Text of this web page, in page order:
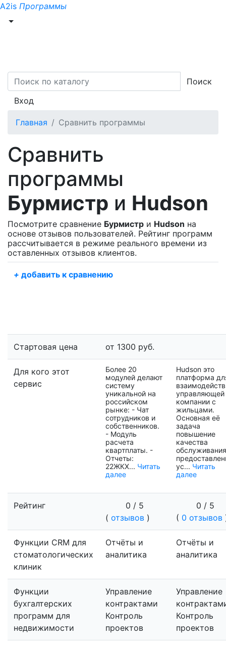
A2is Программы
Поиск
Вход
Главная Сравнить программы
Сравнить
программы
Бурмистр и Hudson
Посмотрите сравнение Бурмистр и Hudson на
основе отзывов пользователей. Рейтинг программ
рассчитывается в режиме реального времени из
оставленных отзывов клиентов.
+ добавить к сравнению
Стартовая цена от 1300 руб.
Для кого этот
сервис
Более 20
модулей делают
систему
уникальной на
российском
рынке: - Чат
сотрудников и
собственников.
- Модуль
расчета
квартплаты. -
Отчеты:
22ЖКХ... Читать
далее
Hudson это
платформа
управляющей
компании с
жильцами.
Основная её
задача
повышение
качества
ус... Читать
далее
Рейтинг
0 / 5
( отзывов )
0 / 5
( 0 отзывов
Функции CRM для
стоматологических
клиник
Отчёты и
аналитика
Отчёты и
аналитика
Функции
бухгалтерских
программ для
недвижимости
Управление
контрактами
Контроль
проектов
Управление
Контроль
проектов